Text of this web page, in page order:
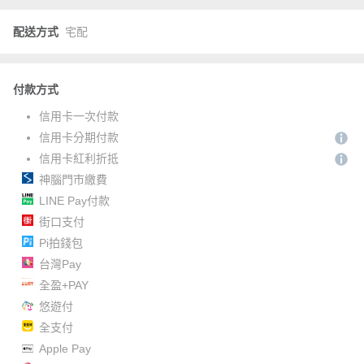
配送方式 宅配
付款方式
信用卡一次付款
信用卡分期付款
信用卡紅利折抵
神腦門市繳費
LINE Pay付款
街口支付
Pi拍錢包
台灣Pay
全盈+PAY
悠遊付
全支付
Apple Pay